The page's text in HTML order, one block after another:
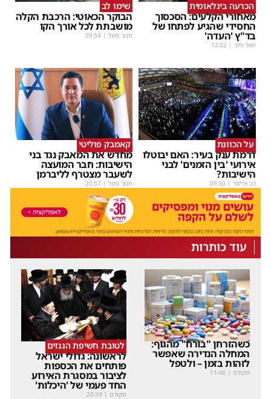
הכרעה בינלאומית
מאחורי הקלעים: הסכסוך
החסידי שהגיע לפתחו של
בד"ץ 'העדה'
יואל וולך |
12:02
שימו לב
הבוקר הכאוטי: הרכבת הקלה
מושבתת לכל אורך הקו
חנוך פוגל |
09:54
על הכוונת
דרמת ענק בעיר: האם יבוטלו
אירועי 'בין הזמנים' לבני
הישיבות?
דב אייזנר |
09:30
קאמבק פוליטי
מחדש את המאבק נגד בני
הישיבות: חבר המועצה
לשעבר מצטרף לליברמן
חנוך פוגל |
20:57
עוד כותרות
כשהזרחן "בורח" מהגוף:
המחלה הנדירה שאפשר
לזהות בזמן – ולטפל
מקודם |
11:48
לטובת חשיפת הגנזים
לראשונה: גדולי ישראל
פותחים את הכספות
לציבור במסגרת האירוע
החד פעמי של 'היכלות'
מקודם |
20:39